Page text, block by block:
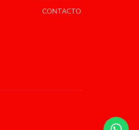
CONTACTO